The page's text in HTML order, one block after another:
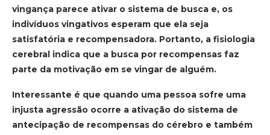
vingança parece ativar o sistema de busca e, os
indivíduos vingativos esperam que ela seja
satisfatória e recompensadora. Portanto, a fisiologia
cerebral indica que a busca por recompensas faz
parte da motivação em se vingar de alguém.
Interessante é que quando uma pessoa sofre uma
injusta agressão ocorre a ativação do sistema de
antecipação de recompensas do cérebro e também